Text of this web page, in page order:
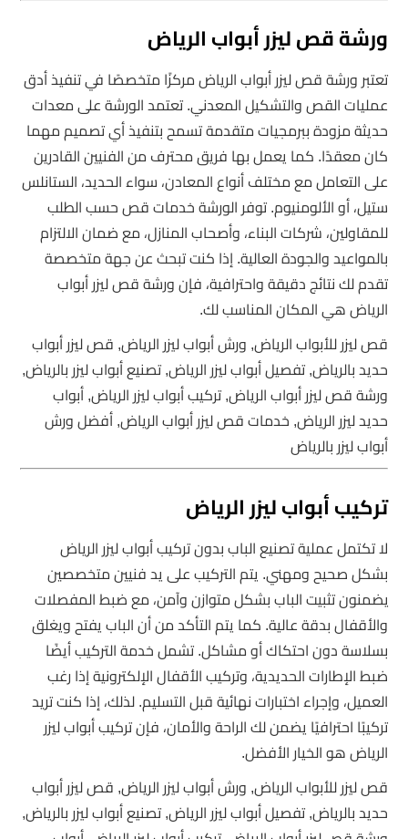
ورشة قص ليزر أبواب الرياض
تعتبر ورشة قص ليزر أبواب الرياض مركزًا متخصصًا في تنفيذ أدق
عمليات القص والتشكيل المعدني. تعتمد الورشة على معدات
حديثة مزودة ببرمجيات متقدمة تسمح بتنفيذ أي تصميم مهما
كان معقدًا. كما يعمل بها فريق محترف من الفنيين القادرين
على التعامل مع مختلف أنواع المعادن، سواء الحديد، الستانلس
ستيل، أو الألومنيوم. توفر الورشة خدمات قص حسب الطلب
للمقاولين، شركات البناء، وأصحاب المنازل، مع ضمان الالتزام
بالمواعيد والجودة العالية. إذا كنت تبحث عن جهة متخصصة
تقدم لك نتائج دقيقة واحترافية، فإن ورشة قص ليزر أبواب
الرياض هي المكان المناسب لك.
قص ليزر للأبواب الرياض, ورش أبواب ليزر الرياض, قص ليزر أبواب
حديد بالرياض, تفصيل أبواب ليزر الرياض, تصنيع أبواب ليزر بالرياض,
ورشة قص ليزر أبواب الرياض, تركيب أبواب ليزر الرياض, أبواب
حديد ليزر الرياض, خدمات قص ليزر أبواب الرياض, أفضل ورش
أبواب ليزر بالرياض
تركيب أبواب ليزر الرياض
لا تكتمل عملية تصنيع الباب بدون تركيب أبواب ليزر الرياض
بشكل صحيح ومهني. يتم التركيب على يد فنيين متخصصين
يضمنون تثبيت الباب بشكل متوازن وآمن، مع ضبط المفصلات
والأقفال بدقة عالية. كما يتم التأكد من أن الباب يفتح ويغلق
بسلاسة دون احتكاك أو مشاكل. تشمل خدمة التركيب أيضًا
ضبط الإطارات الحديدية، وتركيب الأقفال الإلكترونية إذا رغب
العميل، وإجراء اختبارات نهائية قبل التسليم. لذلك، إذا كنت تريد
تركيبًا احترافيًا يضمن لك الراحة والأمان، فإن تركيب أبواب ليزر
الرياض هو الخيار الأفضل.
قص ليزر للأبواب الرياض, ورش أبواب ليزر الرياض, قص ليزر أبواب
حديد بالرياض, تفصيل أبواب ليزر الرياض, تصنيع أبواب ليزر بالرياض,